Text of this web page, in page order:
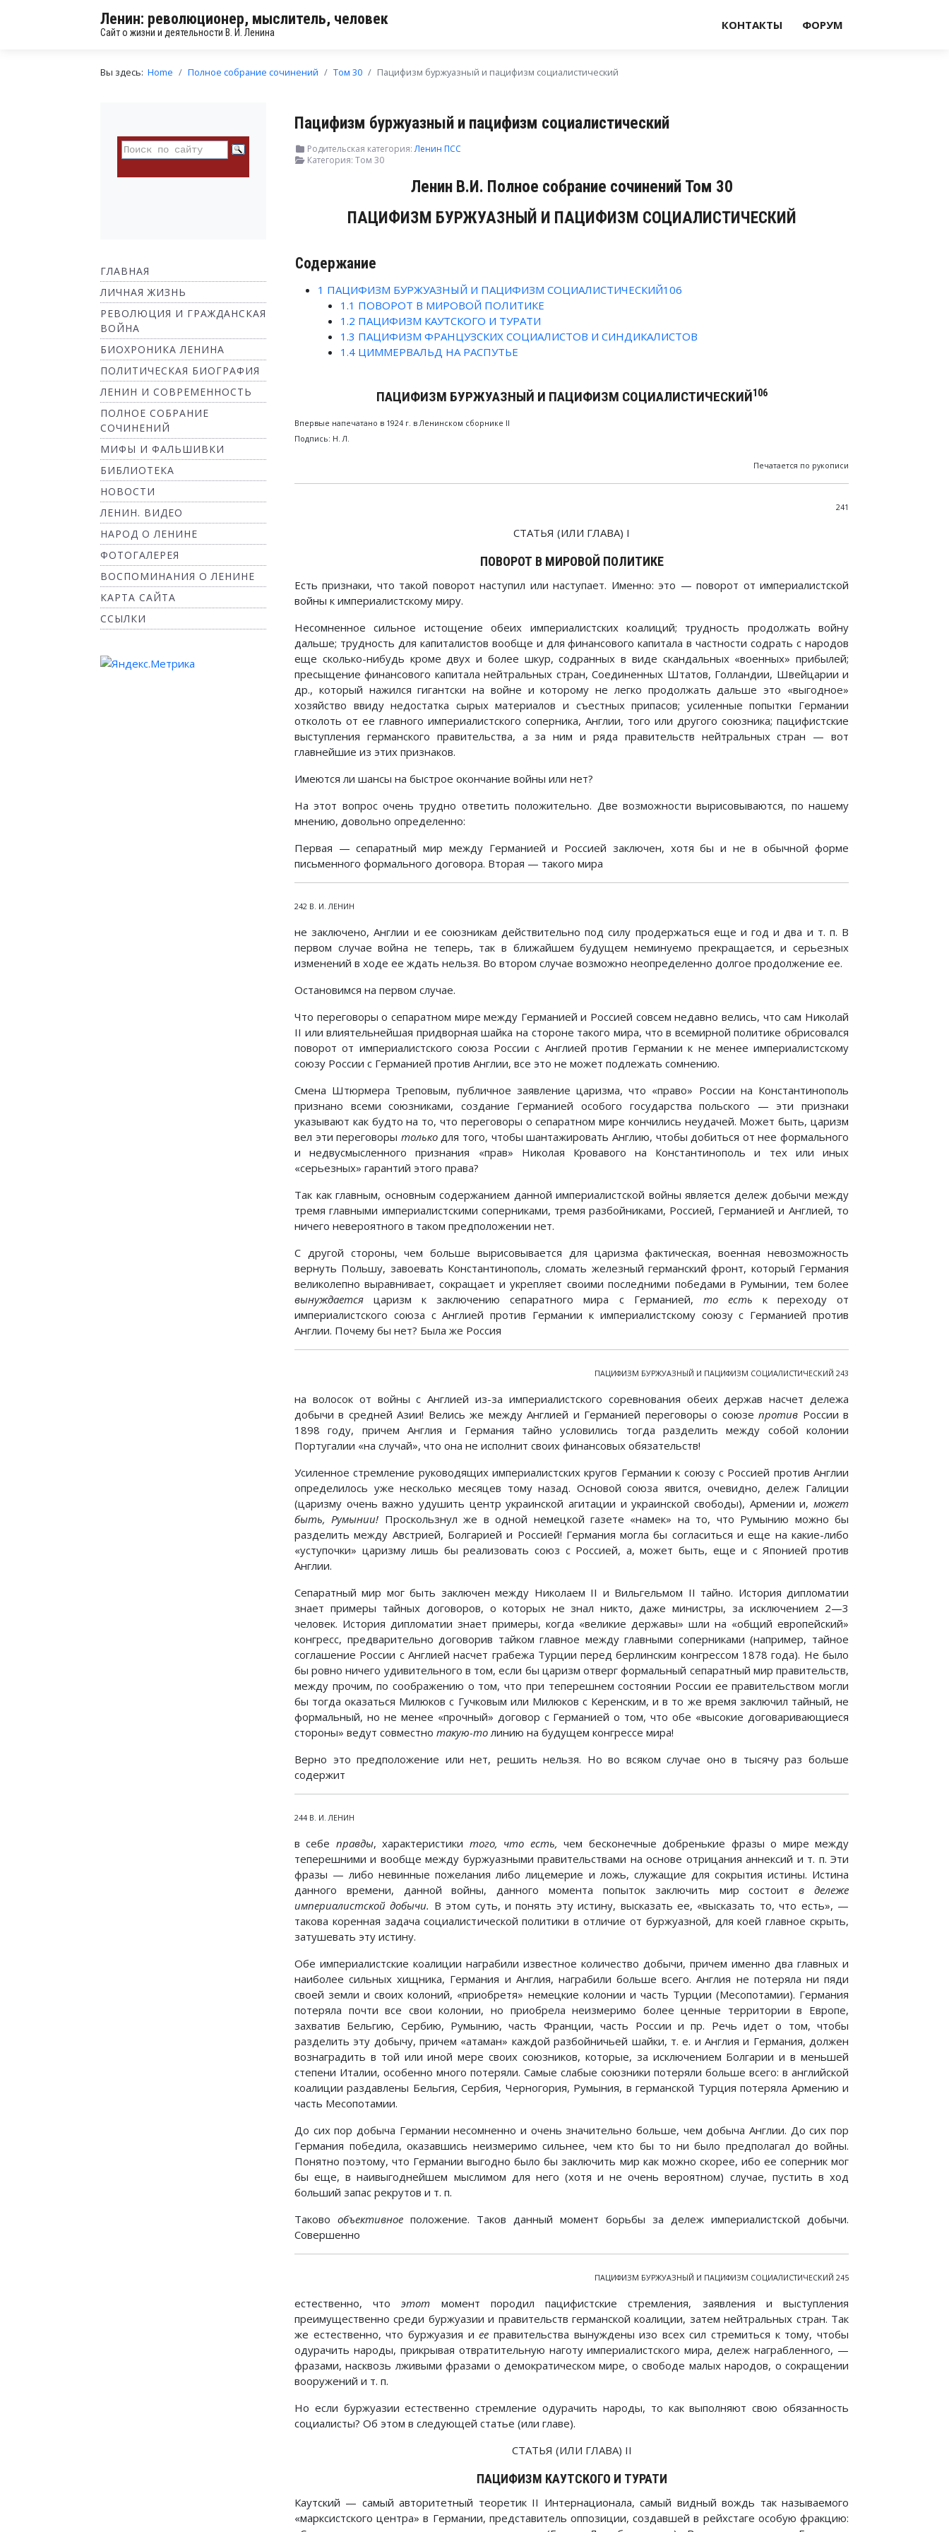
Ленин: революционер, мыслитель, человек
Сайт о жизни и деятельности В. И. Ленина
КОНТАКТЫ ФОРУМ
Вы здесь: Home Полное собрание сочинений Том 30 Пацифизм буржуазный и пацифизм социалистический
ГЛАВНАЯ
ЛИЧНАЯ ЖИЗНЬ
РЕВОЛЮЦИЯ И ГРАЖДАНСКАЯ
ВОЙНА
БИОХРОНИКА ЛЕНИНА
ПОЛИТИЧЕСКАЯ БИОГРАФИЯ
ЛЕНИН И СОВРЕМЕННОСТЬ
ПОЛНОЕ СОБРАНИЕ
СОЧИНЕНИЙ
МИФЫ И ФАЛЬШИВКИ
БИБЛИОТЕКА
НОВОСТИ
ЛЕНИН. ВИДЕО
НАРОД О ЛЕНИНЕ
ФОТОГАЛЕРЕЯ
ВОСПОМИНАНИЯ О ЛЕНИНЕ
КАРТА САЙТА
ССЫЛКИ
Пацифизм буржуазный и пацифизм социалистический
Родительская категория:Ленин ПСС
Категория: Том 30
Ленин В.И. Полное собрание сочинений Том 30
ПАЦИФИЗМ БУРЖУАЗНЫЙ И ПАЦИФИЗМ СОЦИАЛИСТИЧЕСКИЙ
Содержание
1 ПАЦИФИЗМ БУРЖУАЗНЫЙ И ПАЦИФИЗМ СОЦИАЛИСТИЧЕСКИЙ106
1.1 ПОВОРОТ В МИРОВОЙ ПОЛИТИКЕ
1.2 ПАЦИФИЗМ КАУТСКОГО И ТУРАТИ
1.3 ПАЦИФИЗМ ФРАНЦУЗСКИХ СОЦИАЛИСТОВ И СИНДИКАЛИСТОВ
1.4 ЦИММЕРВАЛЬД НА РАСПУТЬЕ
ПАЦИФИЗМ БУРЖУАЗНЫЙ И ПАЦИФИЗМ СОЦИАЛИСТИЧЕСКИЙ106
Впервые напечатано в 1924 г. в Ленинском сборнике II
Подпись: Η. Л.
Печатается по рукописи
241
СТАТЬЯ (ИЛИ ГЛАВА) I
ПОВОРОТ В МИРОВОЙ ПОЛИТИКЕ
Есть признаки, что такой поворот наступил или наступает. Именно: это — поворот от империалистской
войны к империалистскому миру.
Несомненное сильное истощение обеих империалистских коалиций; трудность продолжать войну
дальше; трудность для капиталистов вообще и для финансового капитала в частности содрать с народов
еще сколько-нибудь кроме двух и более шкур, содранных в виде скандальных «военных» прибылей;
пресыщение финансового капитала нейтральных стран, Соединенных Штатов, Голландии, Швейцарии и
др., который нажился гигантски на войне и которому не легко продолжать дальше это «выгодное»
хозяйство ввиду недостатка сырых материалов и съестных припасов; усиленные попытки Германии
отколоть от ее главного империалистского соперника, Англии, того или другого союзника; пацифистские
выступления германского правительства, а за ним и ряда правительств нейтральных стран — вот
главнейшие из этих признаков.
Имеются ли шансы на быстрое окончание войны или нет?
На этот вопрос очень трудно ответить положительно. Две возможности вырисовываются, по нашему
мнению, довольно определенно:
Первая — сепаратный мир между Германией и Россией заключен, хотя бы и не в обычной форме
письменного формального договора. Вторая — такого мира
242 В. И. ЛЕНИН
не заключено, Англии и ее союзникам действительно под силу продержаться еще и год и два и т. п. В
первом случае война не теперь, так в ближайшем будущем неминуемо прекращается, и серьезных
изменений в ходе ее ждать нельзя. Во втором случае возможно неопределенно долгое продолжение ее.
Остановимся на первом случае.
Что переговоры о сепаратном мире между Германией и Россией совсем недавно велись, что сам Николай
II или влиятельнейшая придворная шайка на стороне такого мира, что в всемирной политике обрисовался
поворот от империалистского союза России с Англией против Германии к не менее империалистскому
союзу России с Германией против Англии, все это не может подлежать сомнению.
Смена Штюрмера Треповым, публичное заявление царизма, что «право» России на Константинополь
признано всеми союзниками, создание Германией особого государства польского — эти признаки
указывают как будто на то, что переговоры о сепаратном мире кончились неудачей. Может быть, царизм
вел эти переговоры толькодля того, чтобы шантажировать Англию, чтобы добиться от нее формального
и недвусмысленного признания «прав» Николая Кровавого на Константинополь и тех или иных
«серьезных» гарантий этого права?
Так как главным, основным содержанием данной империалистской войны является дележ добычи между
тремя главными империалистскими соперниками, тремя разбойниками, Россией, Германией и Англией, то
ничего невероятного в таком предположении нет.
С другой стороны, чем больше вырисовывается для царизма фактическая, военная невозможность
вернуть Польшу, завоевать Константинополь, сломать железный германский фронт, который Германия
великолепно выравнивает, сокращает и укрепляет своими последними победами в Румынии, тем более
вынуждается царизм к заключению сепаратного мира с Германией, то есть к переходу от
империалистского союза с Англией против Германии к империалистскому союзу с Германией против
Англии. Почему бы нет? Была же Россия
ПАЦИФИЗМ БУРЖУАЗНЫЙ И ПАЦИФИЗМ СОЦИАЛИСТИЧЕСКИЙ 243
на волосок от войны с Англией из-за империалистского соревнования обеих держав насчет дележа
добычи в средней Азии! Велись же между Англией и Германией переговоры о союзепротив России в
1898 году, причем Англия и Германия тайно условились тогда разделить между собой колонии
Португалии «на случай», что она не исполнит своих финансовых обязательств!
Усиленное стремление руководящих империалистских кругов Германии к союзу с Россией против Англии
определилось уже несколько месяцев тому назад. Основой союза явится, очевидно, дележ Галиции
(царизму очень важно удушить центр украинской агитации и украинской свободы), Армении и, может
быть, Румынии! Проскользнул же в одной немецкой газете «намек» на то, что Румынию можно бы
разделить между Австрией, Болгарией и Россией! Германия могла бы согласиться и еще на какие-либо
«уступочки» царизму лишь бы реализовать союз с Россией, а, может быть, еще и с Японией против
Англии.
Сепаратный мир мог быть заключен между Николаем II и Вильгельмом II тайно. История дипломатии
знает примеры тайных договоров, о которых не знал никто, даже министры, за исключением 2—3
человек. История дипломатии знает примеры, когда «великие державы» шли на «общий европейский»
конгресс, предварительно договорив тайком главное между главными соперниками (например, тайное
соглашение России с Англией насчет грабежа Турции перед берлинским конгрессом 1878 года). Не было
бы ровно ничего удивительного в том, если бы царизм отверг формальный сепаратный мир правительств,
между прочим, по соображению о том, что при теперешнем состоянии России ее правительством могли
бы тогда оказаться Милюков с Гучковым или Милюков с Керенским, и в то же время заключил тайный, не
формальный, но не менее «прочный» договор с Германией о том, что обе «высокие договаривающиеся
стороны» ведут совместно такую-то линию на будущем конгрессе мира!
Верно это предположение или нет, решить нельзя. Но во всяком случае оно в тысячу раз больше
содержит
244 В. И. ЛЕНИН
в себе правды, характеристики того, что есть, чем бесконечные добренькие фразы о мире между
теперешними и вообще между буржуазными правительствами на основе отрицания аннексий и т. п. Эти
фразы — либо невинные пожелания либо лицемерие и ложь, служащие для сокрытия истины. Истина
данного времени, данной войны, данного момента попыток заключить мир состоитв дележе
империалистской добычи. В этом суть, и понять эту истину, высказать ее, «высказать то, что есть», —
такова коренная задача социалистической политики в отличие от буржуазной, для коей главное скрыть,
затушевать эту истину.
Обе империалистские коалиции награбили известное количество добычи, причем именно два главных и
наиболее сильных хищника, Германия и Англия, награбили больше всего. Англия не потеряла ни пяди
своей земли и своих колоний, «приобретя» немецкие колонии и часть Турции (Месопотамии). Германия
потеряла почти все свои колонии, но приобрела неизмеримо более ценные территории в Европе,
захватив Бельгию, Сербию, Румынию, часть Франции, часть России и пр. Речь идет о том, чтобы
разделить эту добычу, причем «атаман» каждой разбойничьей шайки, т. е. и Англия и Германия, должен
вознаградить в той или иной мере своих союзников, которые, за исключением Болгарии и в меньшей
степени Италии, особенно много потеряли. Самые слабые союзники потеряли больше всего: в английской
коалиции раздавлены Бельгия, Сербия, Черногория, Румыния, в германской Турция потеряла Армению и
часть Месопотамии.
До сих пор добыча Германии несомненно и очень значительно больше, чем добыча Англии. До сих пор
Германия победила, оказавшись неизмеримо сильнее, чем кто бы то ни было предполагал до войны.
Понятно поэтому, что Германии выгодно было бы заключить мир как можно скорее, ибо ее соперник мог
бы еще, в наивыгоднейшем мыслимом для него (хотя и не очень вероятном) случае, пустить в ход
больший запас рекрутов и т. п.
Таково объективное положение. Таков данный момент борьбы за дележ империалистской добычи.
Совершенно
ПАЦИФИЗМ БУРЖУАЗНЫЙ И ПАЦИФИЗМ СОЦИАЛИСТИЧЕСКИЙ 245
естественно, чтоэтот момент породил пацифистские стремления, заявления и выступления
преимущественно среди буржуазии и правительств германской коалиции, затем нейтральных стран. Так
же естественно, что буржуазия иее правительства вынуждены изо всех сил стремиться к тому, чтобы
одурачить народы, прикрывая отвратительную наготу империалистского мира, дележ награбленного, —
фразами, насквозь лживыми фразами о демократическом мире, о свободе малых народов, о сокращении
вооружений и т. п.
Но если буржуазии естественно стремление одурачить народы, то как выполняют свою обязанность
социалисты? Об этом в следующей статье (или главе).
СТАТЬЯ (ИЛИ ГЛАВА) II
ПАЦИФИЗМ КАУТСКОГО И ТУРАТИ
Каутский — самый авторитетный теоретик II Интернационала, самый видный вождь так называемого
«марксистского центра» в Германии, представитель оппозиции, создавшей в рейхстаге особую фракцию: